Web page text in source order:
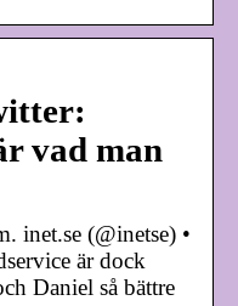
vad man
inet.se (@inetse) •
är dock
Daniel så bättre